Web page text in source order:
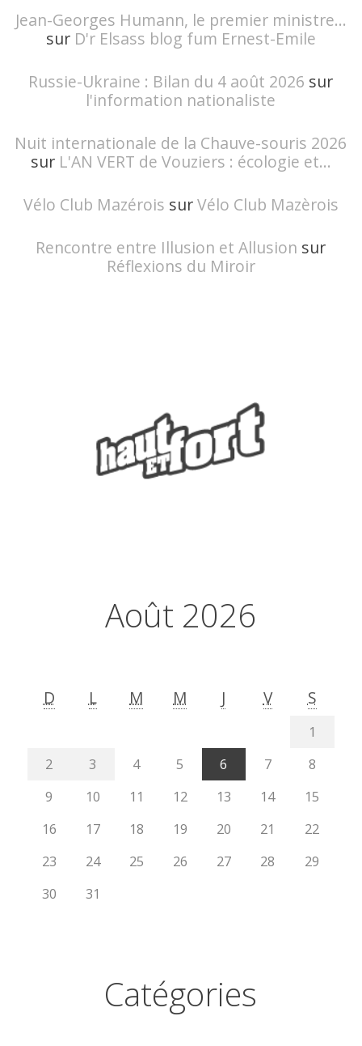
Jean-Georges Humann, le premier ministre...
sur D'r Elsass blog fum Ernest-Emile
Russie-Ukraine : Bilan du 4 août 2026 sur
l'information nationaliste
Nuit internationale de la Chauve-souris 2026
sur L'AN VERT de Vouziers : écologie et...
Vélo Club Mazérois surVélo Club Mazèrois
Rencontre entre Illusion et Allusion sur
Réflexions du Miroir
Août 2026
D L M M J V S
1
2
3 4 5 6 7
8
9
10 11 12 13 14
15
16
17 18 19 20 21
22
23
24 25 26 27 28
29
30
31
Catégories